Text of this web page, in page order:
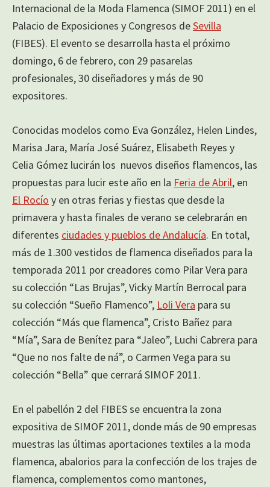
Internacional de la Moda Flamenca (SIMOF 2011) en el
Palacio de Exposiciones y Congresos deSevilla
(FIBES). El evento se desarrolla hasta el próximo
domingo, 6 de febrero, con 29 pasarelas
profesionales, 30 diseñadores y más de 90
expositores.
Conocidas modelos como Eva González, Helen Lindes,
Marisa Jara, María José Suárez, Elisabeth Reyes y
Celia Gómez lucirán los nuevos diseños flamencos, las
propuestas para lucir este año en la Feria de Abril, en
El Rocío y en otras ferias y fiestas que desde la
primavera y hasta finales de verano se celebrarán en
diferentes ciudades y pueblos de Andalucía. En total,
más de 1.300 vestidos de flamenca diseñados para la
temporada 2011 por creadores como Pilar Vera para
su colección “Las Brujas”, Vicky Martín Berrocal para
su colección “Sueño Flamenco”, Loli Vera para su
colección “Más que flamenca”, Cristo Bañez para
“Mía”, Sara de Benítez para “Jaleo”, Luchi Cabrera para
“Que no nos falte de ná”, o Carmen Vega para su
colección “Bella” que cerrará SIMOF 2011.
En el pabellón 2 del FIBES se encuentra la zona
expositiva de SIMOF 2011, donde más de 90 empresas
muestras las últimas aportaciones textiles a la moda
flamenca, abalorios para la confección de los trajes de
flamenca, complementos como mantones,